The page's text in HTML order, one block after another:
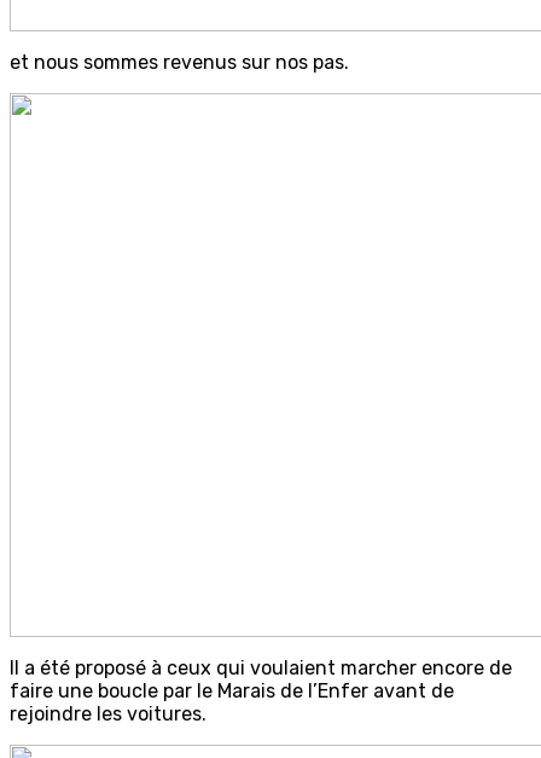
et nous sommes revenus sur nos pas.
Il a été proposé à ceux qui voulaient marcher encore de
faire une boucle par le Marais de l’Enfer avant de
rejoindre les voitures.